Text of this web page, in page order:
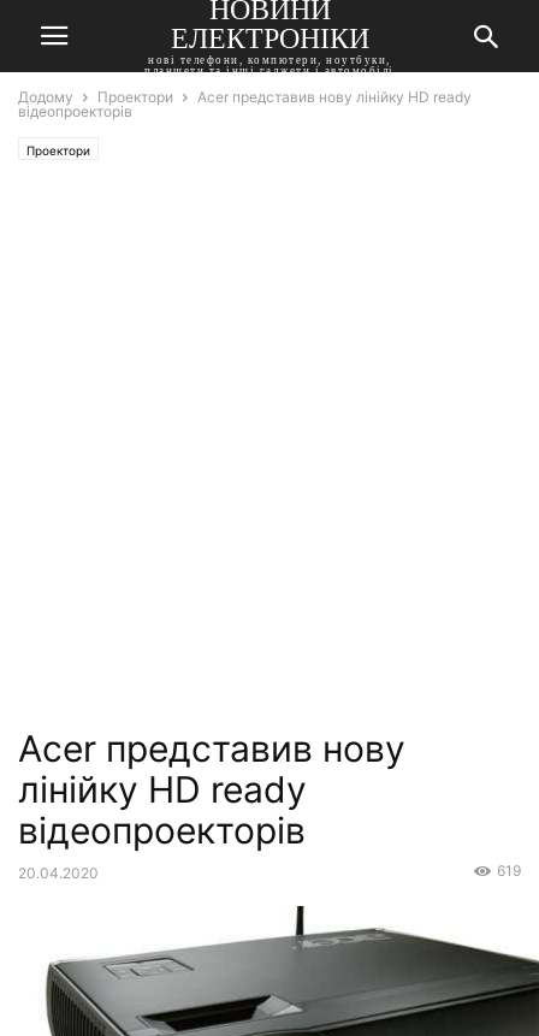
НОВИНИ
ЕЛЕКТРОНІКИ
нові телефони, компютери, ноутбуки,
планшети та інші гаджети і автомобілі
Додому Проектори
Acer представив нову лінійку HD ready
відеопроекторів
Проектори
Acer представив нову
лінійку HD ready
відеопроекторів
20.04.2020 619